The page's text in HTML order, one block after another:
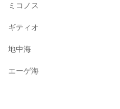
ミコノス
ギティオ
地中海
エーゲ海